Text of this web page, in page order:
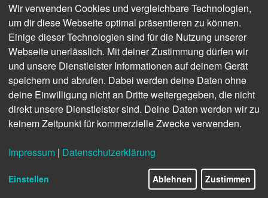
Wir verwenden Cookies und vergleichbare Technologien,
um dir diese Webseite optimal präsentieren zu können.
Einige dieser Technologien sind für die Nutzung unserer
Webseite unerlässlich. Mit deiner Zustimmung dürfen wir
und unsere Dienstleister Informationen auf deinem Gerät
speichern und abrufen. Dabei werden deine Daten ohne
deine Einwilligung nicht an Dritte weitergegeben, die nicht
direkt unsere Dienstleister sind. Deine Daten werden wir zu
keinem Zeitpunkt für kommerzielle Zwecke verwenden.
Impressum | Datenschutzerklärung
Einstellen Ablehnen Zustimmen